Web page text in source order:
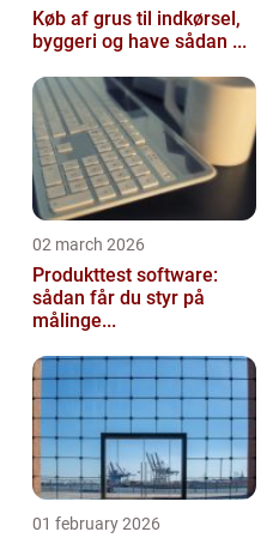
Køb af grus til indkørsel,
byggeri og have sådan ...
02 march 2026
Produkttest software:
sådan får du styr på
målinge...
01 february 2026